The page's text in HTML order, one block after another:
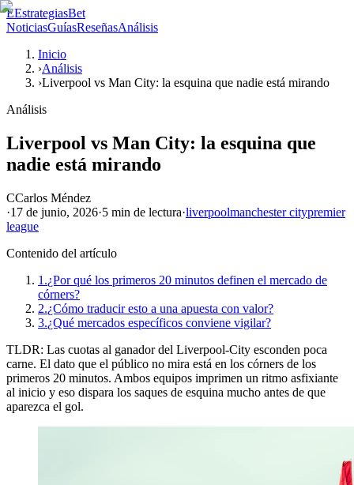
EEstrategiasBet
NoticiasGuíasReseñasAnálisis
Inicio
›Análisis
›Liverpool vs Man City: la esquina que nadie está mirando
Análisis
Liverpool vs Man City: la esquina que
nadie está mirando
CCarlos Méndez
·17 de junio, 2026·5 min de lectura·liverpoolmanchester citypremier
league
Contenido del artículo
1.¿Por qué los primeros 20 minutos definen el mercado de
córners?
2.¿Cómo traducir esto a una apuesta con valor?
3.¿Qué mercados específicos conviene vigilar?
TLDR: Las cuotas al ganador del Liverpool-City esconden poca
carne. El dato que el público no mira está en los córners de los
primeros 20 minutos. Ambos equipos imprimen un ritmo asfixiante
al inicio y eso dispara los saques de esquina mucho antes de que
aparezca el gol.